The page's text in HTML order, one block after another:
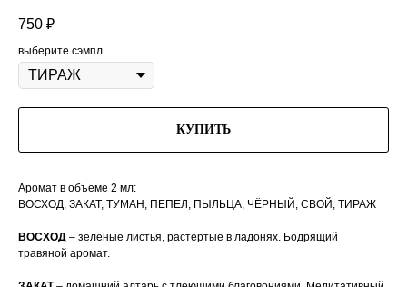
750 ₽
выберите сэмпл
КУПИТЬ
Аромат в объеме 2 мл:
ВОСХОД, ЗАКАТ, ТУМАН, ПЕПЕЛ, ПЫЛЬЦА, ЧЁРНЫЙ, СВОЙ, ТИРАЖ
ВОСХОД – зелёные листья, растёртые в ладонях. Бодрящий
травяной аромат.